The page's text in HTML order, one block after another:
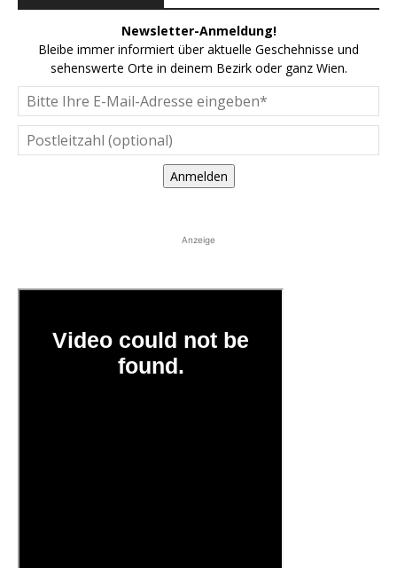
Newsletter-Anmeldung!
Bleibe immer informiert über aktuelle Geschehnisse und
sehenswerte Orte in deinem Bezirk oder ganz Wien.
Anmelden
Anzeige